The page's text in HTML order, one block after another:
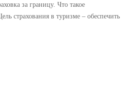
за границу. Что такое
страхования в туризме – обеспечить